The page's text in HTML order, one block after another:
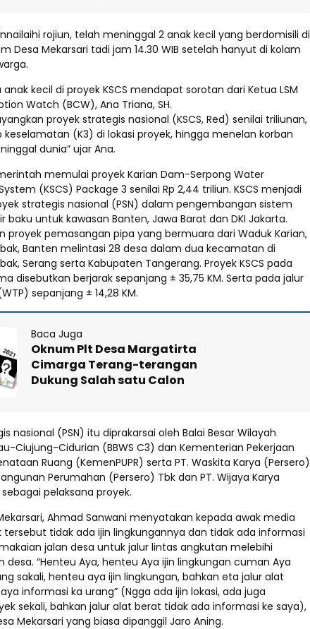
rojiun, telah meninggal 2 anak kecil yang berdomisili di
Desa Mekarsari tadi jam 14.30 WIB setelah hanyut di kolam
kecil di proyek KSCS mendapat sorotan dari Ketua LSM
Watch (BCW), Ana Triana, SH.
proyek strategis nasional (KSCS, Red) senilai triliunan,
(K3) di lokasi proyek, hingga menelan korban
dunia” ujar Ana.
memulai proyek Karian Dam-Serpong Water
(KSCS) Package 3 senilai Rp 2,44 triliun. KSCS menjadi
strategis nasional (PSN) dalam pengembangan sistem
baku untuk kawasan Banten, Jawa Barat dan DKI Jakarta.
proyek pemasangan pipa yang bermuara dari Waduk Karian,
Banten melintasi 28 desa dalam dua kecamatan di
Serang serta Kabupaten Tangerang. Proyek KSCS pada
disebutkan berjarak sepanjang ± 35,75 KM. Serta pada jalur
sepanjang ± 14,28 KM.
Baca Juga
Oknum Plt Desa Margatirta
Cimarga Terang-terangan
Dukung Salah satu Calon
nasional (PSN) itu diprakarsai oleh Balai Besar Wilayah
Ciujung-Cidurian (BBWS C3) dan Kementerian Pekerjaan
Ruang (KemenPUPR) serta PT. Waskita Karya (Persero)
Perumahan (Persero) Tbk dan PT. Wijaya Karya
pelaksana proyek.
Ahmad Sanwani menyatakan kepada awak media
tersebut tidak ada ijin lingkungannya dan tidak ada informasi
jalan desa untuk jalur lintas angkutan melebihi
desa. “Henteu Aya, henteu Aya ijin lingkungan cuman Aya
sakali, henteu aya ijin lingkungan, bahkan eta jalur alat
informasi ka urang” (Ngga ada ijin lokasi, ada juga
sekali, bahkan jalur alat berat tidak ada informasi ke saya),
Mekarsari yang biasa dipanggil Jaro Aning.